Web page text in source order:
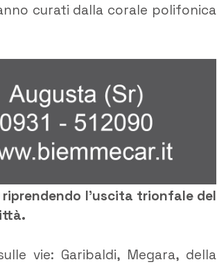
curati dalla corale polifonica
riprendendo l’uscita trionfale del
vie: Garibaldi, Megara, della